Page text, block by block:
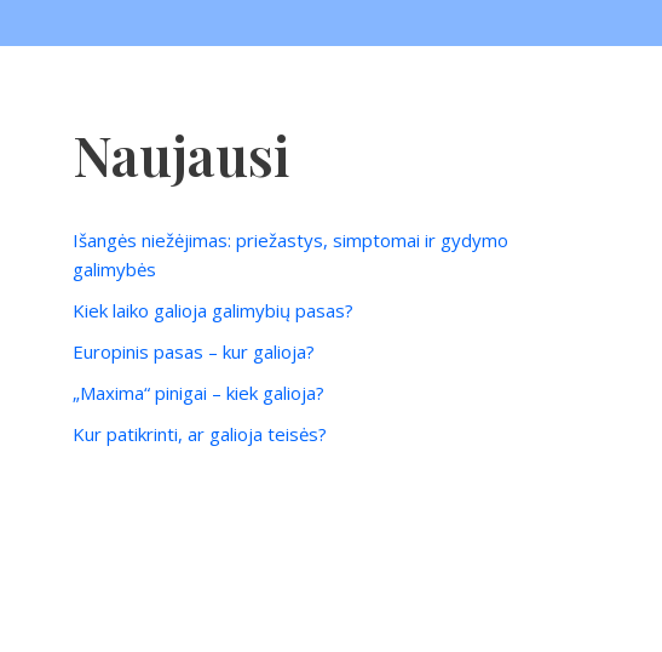
Naujausi
Išangės niežėjimas: priežastys, simptomai ir gydymo
galimybės
Kiek laiko galioja galimybių pasas?
Europinis pasas – kur galioja?
„Maxima“ pinigai – kiek galioja?
Kur patikrinti, ar galioja teisės?